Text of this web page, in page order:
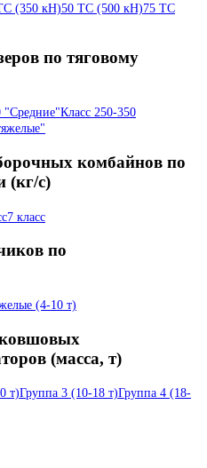
(350 кН)50 ТС (500 кН)75 ТС
по тяговому
"Средние"Класс 250-350
комбайнов по
(кг/с)
7 класс
по
(4-10 т)
(масса, т)
т)Группа 3 (10-18 т)Группа 4 (18-